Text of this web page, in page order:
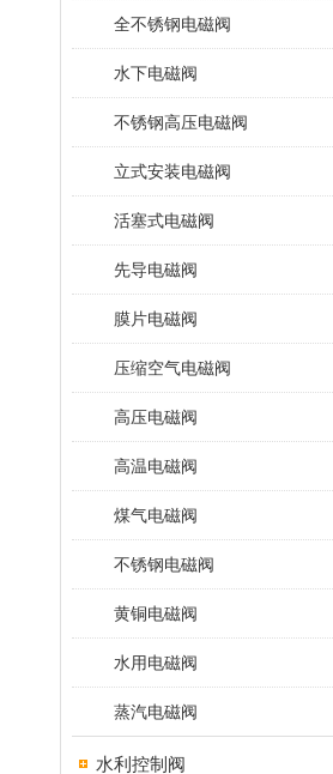
全不锈钢电磁阀
水下电磁阀
不锈钢高压电磁阀
立式安装电磁阀
活塞式电磁阀
先导电磁阀
膜片电磁阀
压缩空气电磁阀
高压电磁阀
高温电磁阀
煤气电磁阀
不锈钢电磁阀
黄铜电磁阀
水用电磁阀
蒸汽电磁阀
水利控制阀